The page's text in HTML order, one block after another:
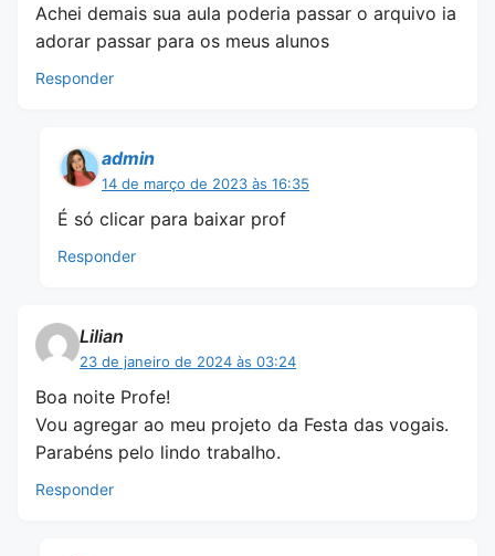
Achei demais sua aula poderia passar o arquivo ia
adorar passar para os meus alunos
Responder
admin
14 de março de 2023 às 16:35
É só clicar para baixar prof
Responder
Lilian
23 de janeiro de 2024 às 03:24
Boa noite Profe!
Vou agregar ao meu projeto da Festa das vogais.
Parabéns pelo lindo trabalho.
Responder